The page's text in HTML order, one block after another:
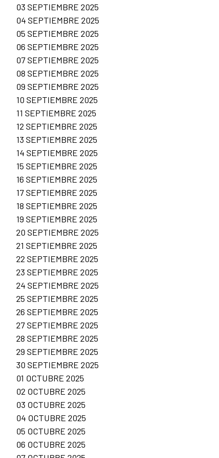
03 SEPTIEMBRE 2025
04 SEPTIEMBRE 2025
05 SEPTIEMBRE 2025
06 SEPTIEMBRE 2025
07 SEPTIEMBRE 2025
08 SEPTIEMBRE 2025
09 SEPTIEMBRE 2025
10 SEPTIEMBRE 2025
11 SEPTIEMBRE 2025
12 SEPTIEMBRE 2025
13 SEPTIEMBRE 2025
14 SEPTIEMBRE 2025
15 SEPTIEMBRE 2025
16 SEPTIEMBRE 2025
17 SEPTIEMBRE 2025
18 SEPTIEMBRE 2025
19 SEPTIEMBRE 2025
20 SEPTIEMBRE 2025
21 SEPTIEMBRE 2025
22 SEPTIEMBRE 2025
23 SEPTIEMBRE 2025
24 SEPTIEMBRE 2025
25 SEPTIEMBRE 2025
26 SEPTIEMBRE 2025
27 SEPTIEMBRE 2025
28 SEPTIEMBRE 2025
29 SEPTIEMBRE 2025
30 SEPTIEMBRE 2025
01 OCTUBRE 2025
02 OCTUBRE 2025
03 OCTUBRE 2025
04 OCTUBRE 2025
05 OCTUBRE 2025
06 OCTUBRE 2025